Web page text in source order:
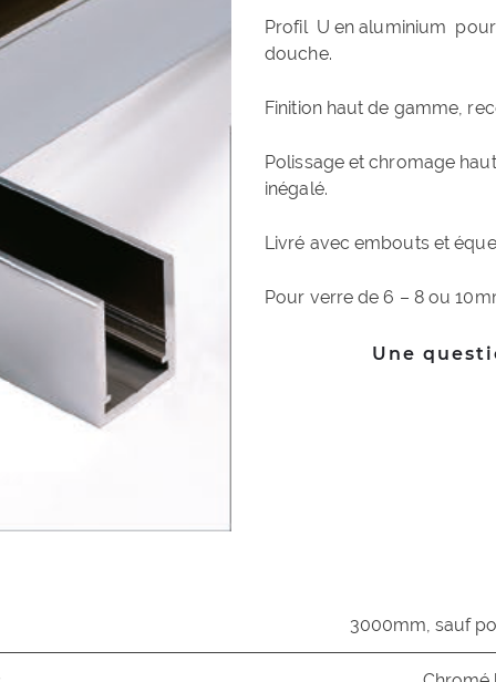
Profil U en aluminium
douche.
Finition haut de gamme,
Polissage et chromage
inégalé.
Livré avec embouts et
Pour verre de 6 – 8 ou
Une
3000mm, sauf